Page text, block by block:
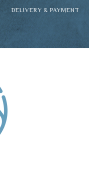
DELIVERY & PAYMENT